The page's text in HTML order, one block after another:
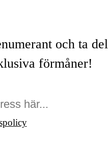
och ta del
förmåner!